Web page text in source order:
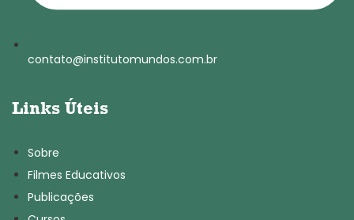
contato@institutomundos.com.br
Links Úteis
Sobre
Filmes Educativos
Publicações